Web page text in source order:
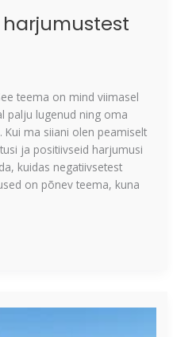
teema on mind viimasel
palju lugenud ning oma
ma siiani olen peamiselt
ja positiivseid harjumusi
kuidas negatiivsetest
on põnev teema, kuna